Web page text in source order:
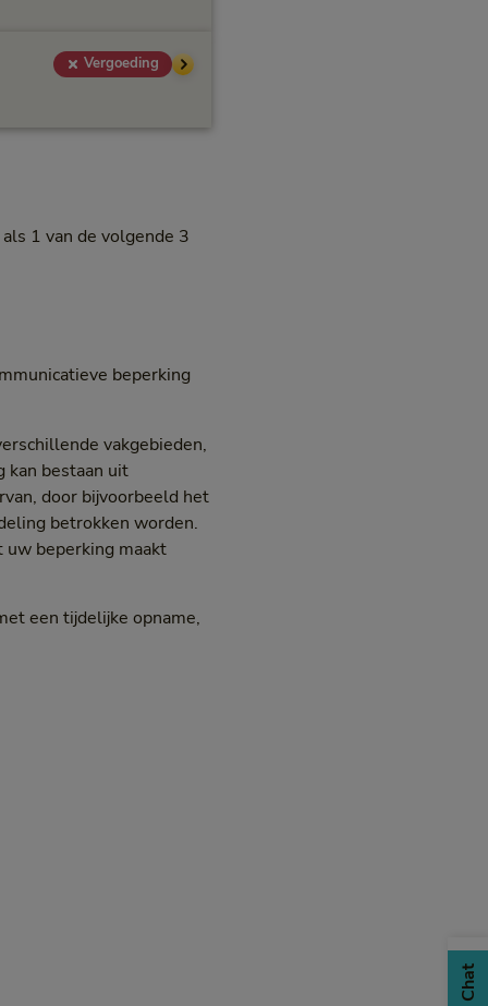
Vergoeding
1 van de volgende 3
beperking
vakgebieden,
kan bestaan uit
door bijvoorbeeld het
betrokken worden.
uw beperking maakt
een tijdelijke opname,
Chat